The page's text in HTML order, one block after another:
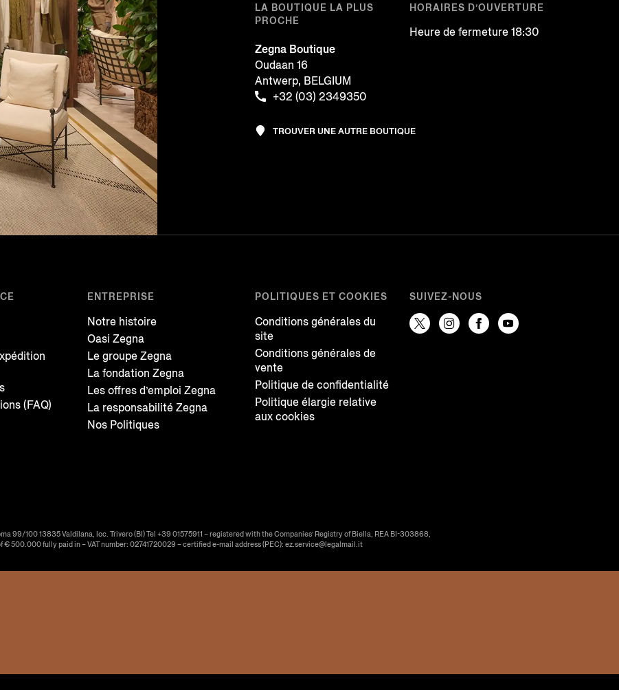
LA BOUTIQUE LA PLUS
PROCHE
Zegna Boutique
Oudaan 16
Antwerp, BELGIUM
+32 (03) 2349350
HORAIRES D’OUVERTURE
Heure de fermeture 18:30
TROUVER UNE AUTRE BOUTIQUE
(FAQ)
ENTREPRISE
Notre histoire
Oasi Zegna
Le groupe Zegna
La fondation Zegna
Les offres d’emploi Zegna
La responsabilité Zegna
Nos Politiques
POLITIQUES ET COOKIES
Conditions générales du
site
Conditions générales de
vente
Politique de confidentialité
Politique élargie relative
aux cookies
SUIVEZ-NOUS
99/100 13835 Valdilana, loc. Trivero (BI) Tel +39 01575911 – registered with the Companies’ Registry of Biella, REA BI-303868,
€ 500.000 fully paid in – VAT number: 02741720029 – certified e-mail address (PEC): ez.service@legalmail.it